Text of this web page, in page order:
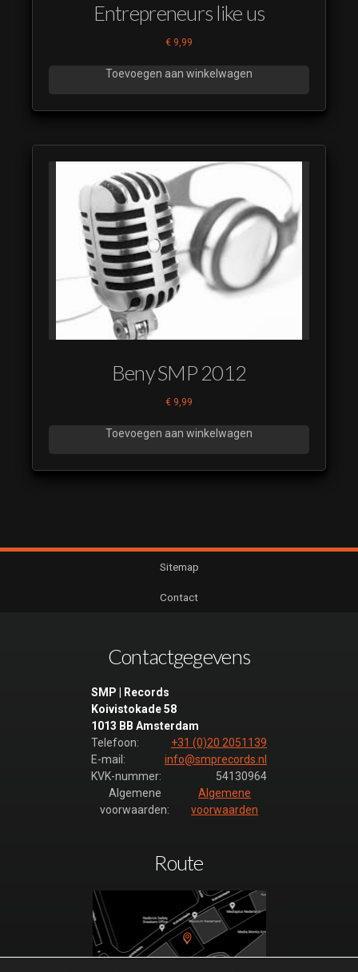
Entrepreneurs like us
€ 9,99
Toevoegen aan winkelwagen
Beny SMP 2012
€ 9,99
Toevoegen aan winkelwagen
Sitemap
Contact
Contactgegevens
SMP | Records
Koivistokade 58
1013 BB Amsterdam
Telefoon:
+31 (0)20 2051139
E-mail:
info@smprecords.nl
KVK-nummer:
54130964
Algemene
voorwaarden:
Algemene
voorwaarden
Route